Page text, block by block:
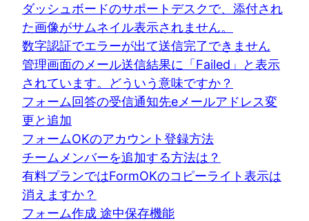
ダッシュボードのサポートデスクで、添付され
た画像がサムネイル表示されません。
数字認証でエラーが出て送信完了できません
管理画面のメール送信結果に「Failed」と表示
されています。どういう意味ですか？
フォーム回答の受信通知先eメールアドレス変
更と追加
フォームOKのアカウント登録方法
チームメンバーを追加する方法は？
有料プランではFormOKのコピーライト表示は
消えますか？
フォーム作成 途中保存機能